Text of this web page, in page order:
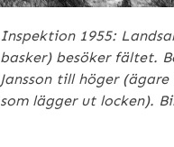
Inspektion 1955:
basker) besöker fältet.
Jansson till höger
som lägger ut locken).